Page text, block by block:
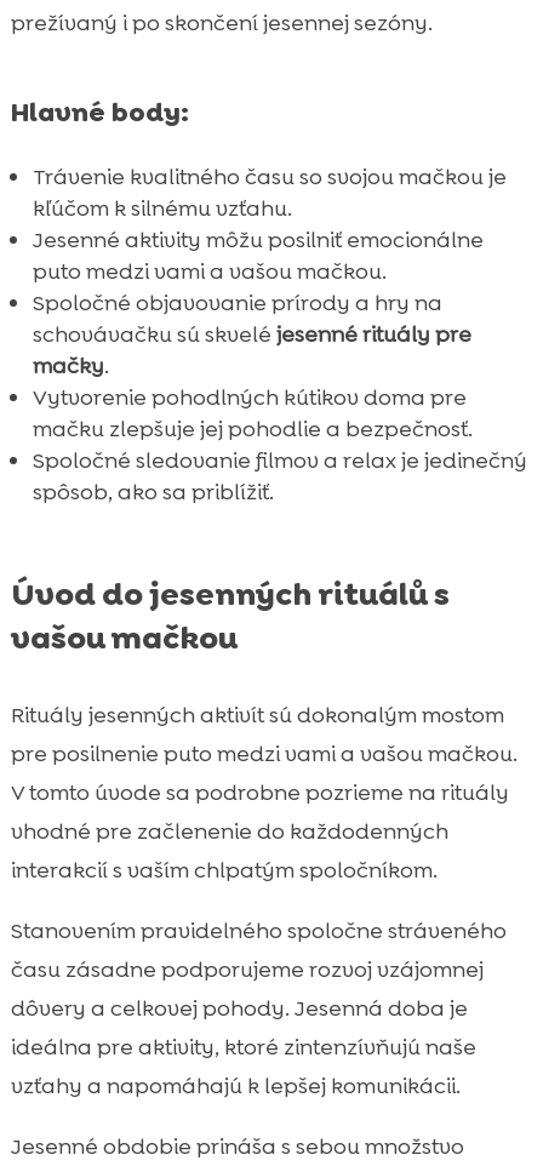
FAQ
prežívaný i po skončení jesennej sezóny.
Hlavné body:
Trávenie kvalitného času so svojou mačkou je
kľúčom k silnému vzťahu.
Jesenné aktivity môžu posilniť emocionálne
puto medzi vami a vašou mačkou.
Spoločné objavovanie prírody a hry na
schovávačku sú skvelé jesenné rituály pre
mačky.
Vytvorenie pohodlných kútikov doma pre
mačku zlepšuje jej pohodlie a bezpečnosť.
Spoločné sledovanie filmov a relax je jedinečný
spôsob, ako sa priblížiť.
Úvod do jesenných rituálů s
vašou mačkou
Rituály jesenných aktivít sú dokonalým mostom
pre posilnenie puto medzi vami a vašou mačkou.
V tomto úvode sa podrobne pozrieme na rituály
vhodné pre začlenenie do každodenných
interakcií s vaším chlpatým spoločníkom.
Stanovením pravidelného spoločne stráveného
času zásadne podporujeme rozvoj vzájomnej
dôvery a celkovej pohody. Jesenná doba je
ideálna pre aktivity, ktoré zintenzívňujú naše
vzťahy a napomáhajú k lepšej komunikácii.
Jesenné obdobie prináša s sebou množstvo